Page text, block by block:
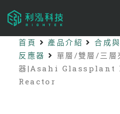
首頁 產品介紹 合成
反應器
單層/雙層/三層
器|Asahi Glassplant
Reactor